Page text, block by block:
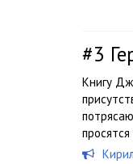
#3
Книгу